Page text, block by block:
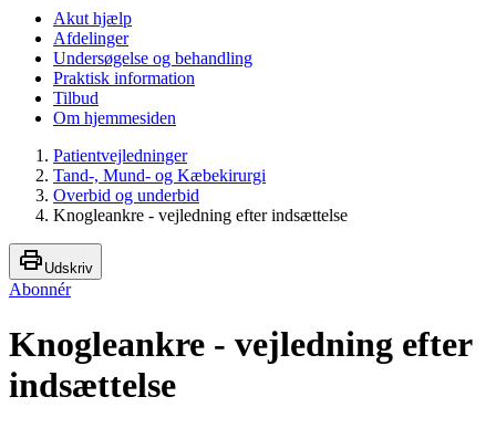
Akut hjælp
Afdelinger
Undersøgelse og behandling
Praktisk information
Tilbud
Om hjemmesiden
Patientvejledninger
Tand-, Mund- og Kæbekirurgi
Overbid og underbid
Knogleankre - vejledning efter indsættelse
Udskriv
Abonnér
Knogleankre - vejledning efter
indsættelse